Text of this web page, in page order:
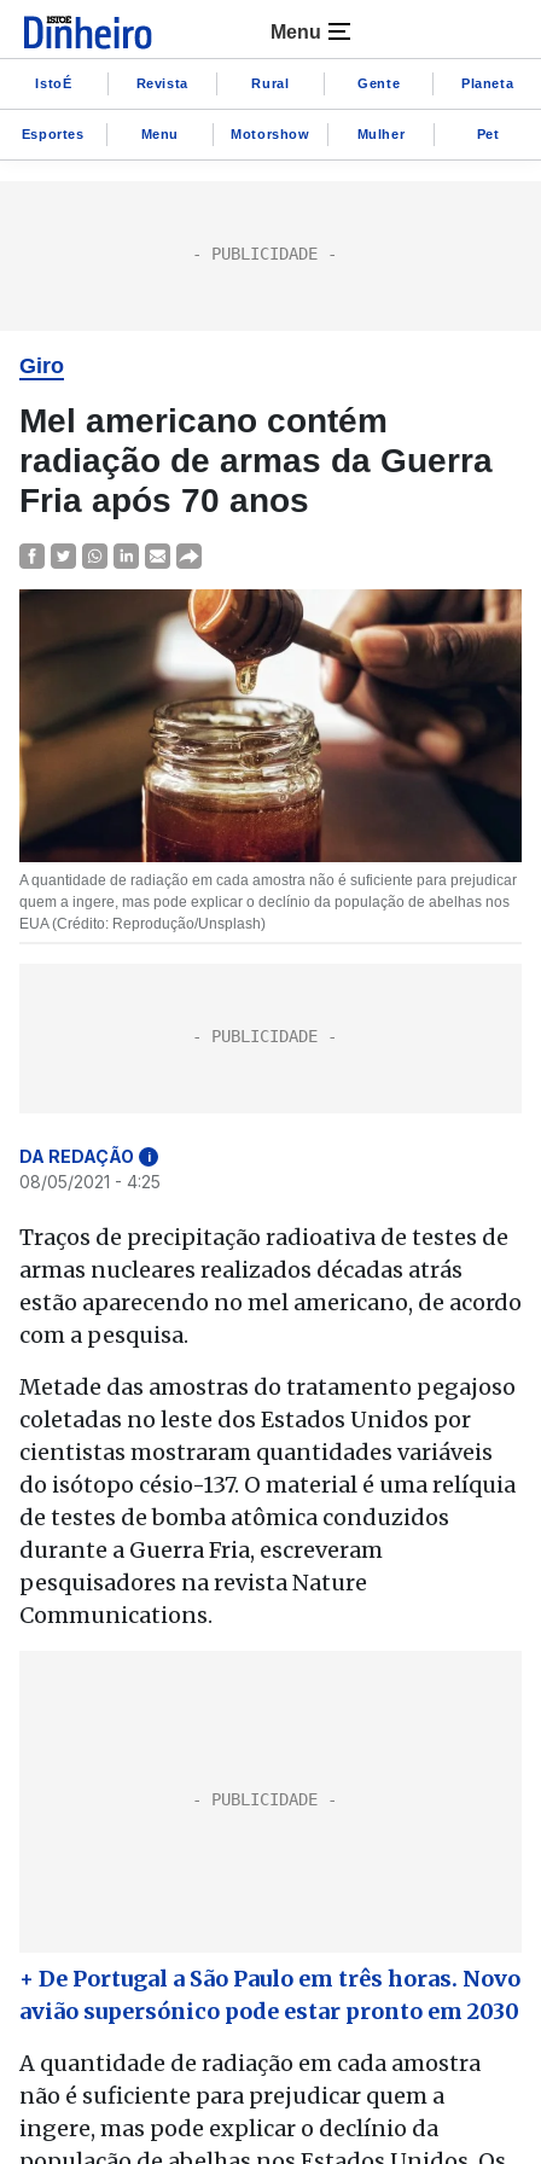
Menu
IstoÉ Revista Rural Gente Planeta
Esportes Menu Motorshow Mulher Pet
Giro
Mel americano contém
radiação de armas da Guerra
Fria após 70 anos
A quantidade de radiação em cada amostra não é suficiente para prejudicar
quem a ingere, mas pode explicar o declínio da população de abelhas nos
EUA (Crédito: Reprodução/Unsplash)
DA REDAÇÃO i
08/05/2021 - 4:25
Traços de precipitação radioativa de testes de
armas nucleares realizados décadas atrás
estão aparecendo no mel americano, de acordo
com a pesquisa.
Metade das amostras do tratamento pegajoso
coletadas no leste dos Estados Unidos por
cientistas mostraram quantidades variáveis ​​
do isótopo césio-137. O material é uma relíquia
de testes de bomba atômica conduzidos
durante a Guerra Fria, escreveram
pesquisadores na revista Nature
Communications.
+ De Portugal a São Paulo em três horas. Novo
avião supersónico pode estar pronto em 2030
A quantidade de radiação em cada amostra
não é suficiente para prejudicar quem a
ingere, mas pode explicar o declínio da